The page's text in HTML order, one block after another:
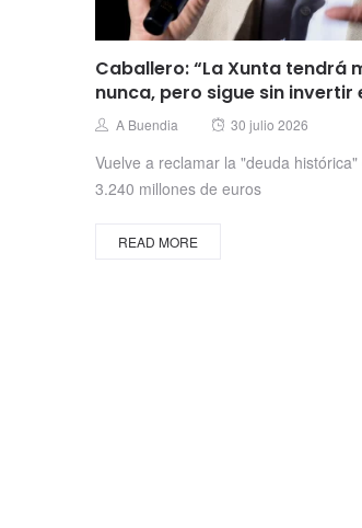
Caballero: “La Xunta tendrá
nunca, pero sigue sin invertir
Author
A Buendia
Posted
30 julio 2026
Vuelve a reclamar la "deuda
3.240 millones de euros
READ MORE